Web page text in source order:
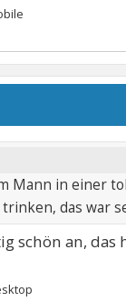
Mann in einer
trinken, das war
schön an, das